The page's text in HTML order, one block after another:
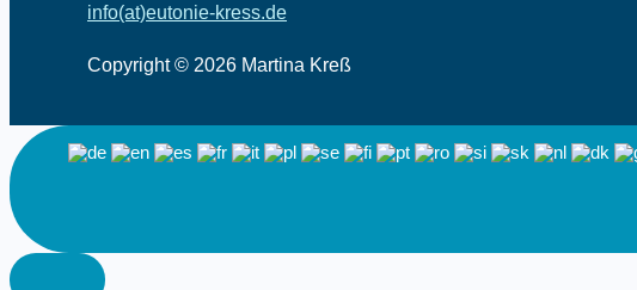
info(at)eutonie-kress.de
Copyright © 2026 Martina Kreß